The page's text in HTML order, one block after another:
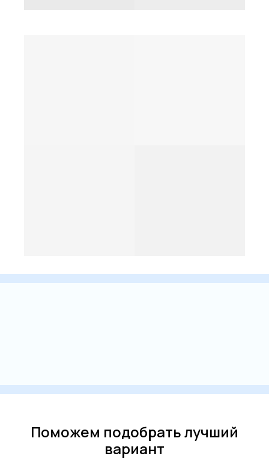
Поможем подобрать лучший
вариант